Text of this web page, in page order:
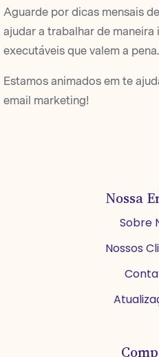
Aguarde por dicas mensais
ajudar a trabalhar de
executáveis que valem a pena.
Estamos animados em te
email marketing!
Nossa
Sobre
Nossos